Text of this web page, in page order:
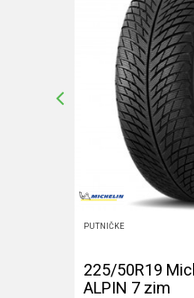
Anti-spam
POŠALJI
PUTNIČKE
225/50R19
ALPIN 7 zim